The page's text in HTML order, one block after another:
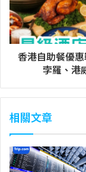
香港自助餐優
孛羅、港
相關文章